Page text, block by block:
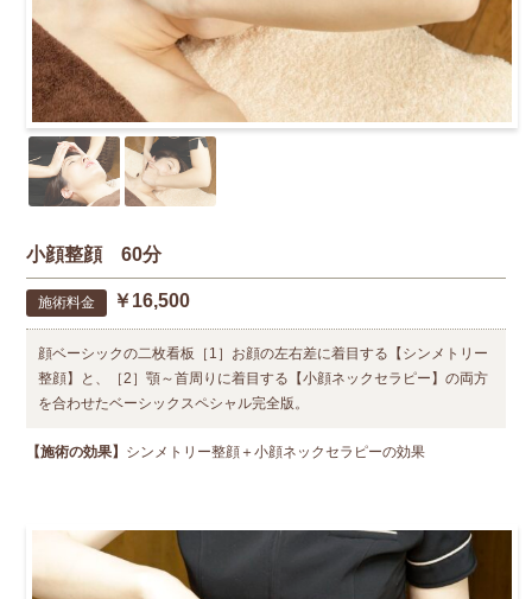
小顔整顔 60分
施術料金 ￥16,500
顔ベーシックの二枚看板［1］お顔の左右差に着目する【シンメトリー
整顔】と、［2］顎～首周りに着目する【小顔ネックセラピー】の両方
を合わせたベーシックスペシャル完全版。
【施術の効果】 シンメトリー整顔＋小顔ネックセラピーの効果